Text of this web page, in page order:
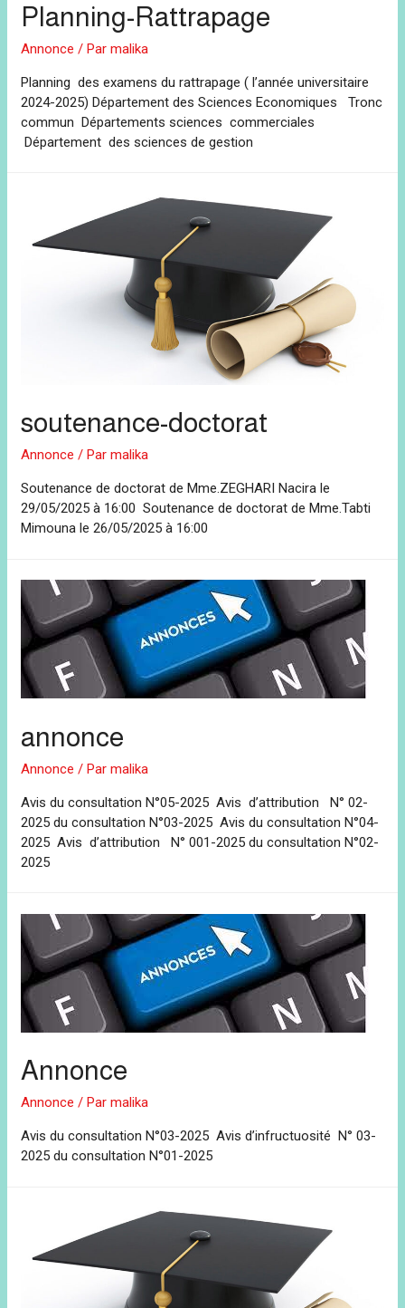
Planning-Rattrapage
Annonce / Parmalika
Planning des examens du rattrapage ( l’année universitaire
2024-2025) Département des Sciences Economiques Tronc
commun Départements sciences commerciales
Département des sciences de gestion
soutenance-doctorat
Annonce / Parmalika
Soutenance de doctorat de Mme.ZEGHARI Nacira le
29/05/2025 à 16:00 Soutenance de doctorat de Mme.Tabti
Mimouna le 26/05/2025 à 16:00
annonce
Annonce / Parmalika
Avis du consultation N°05-2025 Avis d’attribution N° 02-
2025 du consultation N°03-2025 Avis du consultation N°04-
2025 Avis d’attribution N° 001-2025 du consultation N°02-
2025
Annonce
Annonce / Parmalika
Avis du consultation N°03-2025 Avis d’infructuosité N° 03-
2025 du consultation N°01-2025